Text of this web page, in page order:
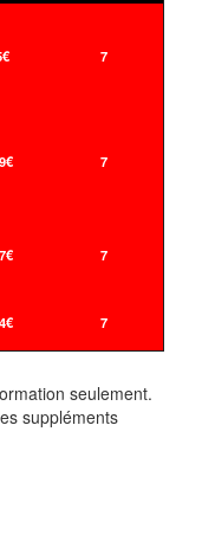
7
7
7
7
seulement.
suppléments